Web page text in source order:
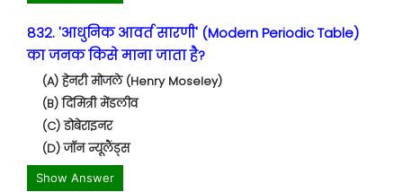
832. 'आधुनिक आवर्त सारणी' (Modern Periodic Table)
का जनक किसे माना जाता है?
(A) हेनरी मोजले (Henry Moseley)
(B) दिमित्री मेंडलीव
(C) डोबेराइनर
(D) जॉन न्यूलैंड्स
Show Answer